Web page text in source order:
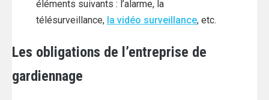
éléments suivants : l’alarme, la
télésurveillance, la vidéo surveillance, etc.
Les obligations de l’entreprise de
gardiennage